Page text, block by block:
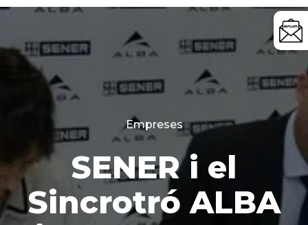
Categories
Empreses
SENER i el
Sincrotró ALBA